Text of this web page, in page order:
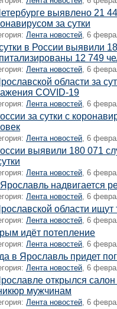
выявлено 21
за сутки
Лента новостей, 6
в России выявили
12 749
Лента новостей, 6
области за
COVID-19
Лента новостей, 6
за сутки с
Лента новостей, 6
выявили 180 071
Лента новостей, 6
надвигается
Лента новостей, 6
области
Лента новостей, 6
идёт потепление
Лента новостей, 6
в Ярославль придет
Лента новостей, 6
открылся
мужчинам
Лента новостей, 6